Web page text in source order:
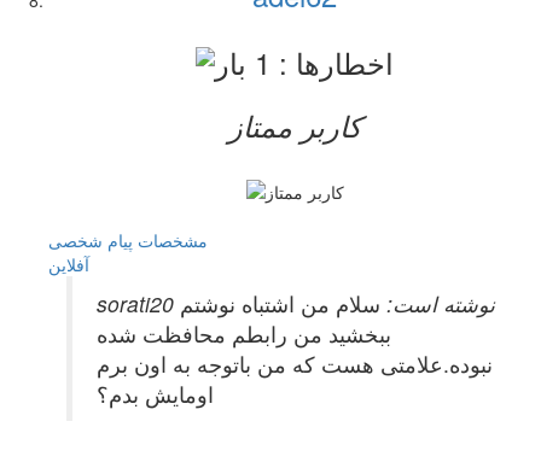
کاربر ممتاز
مشخصات پیام شخصی
آفلاين
sorati20 نوشته است: سلام من اشتباه نوشتم
ببخشید من رابطم محافظت شده
نبوده.علامتی هست که من باتوجه به اون برم
اومایش بدم؟